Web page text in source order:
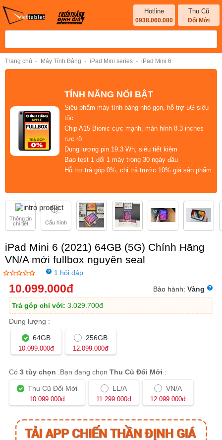
Hotline
0938.060.080
Thu Cũ
Đổi Mới
Trang chủ - Máy Tính Bảng - iPad Mini series - iPad Mini 6
TÍNH NĂNG NỔI BẬT
Siêu phẩm máy tính bảng nhỏ gọn, hỗ trợ 5G siêu
tốc
Chip A15 Bionic cực mạnh, màn hình 8.3 inches
rực rỡ
Dung lượng pin 19.3 Wh , siêu tiết kiệm
Bao test 1 đổi 1 máy trong 30 ngày đầu
Hỗ trợ trả góp 0%, chỉ trả trước 10% giá sản phẩm
Thông tin
chi tiết
Cấu hình
iPad Mini 6 (2021) 64GB (5G) Chính Hãng
VN/A mới fullbox nguyên seal
1 hỏi đáp
10.099.000đ Bảo hành: Vàng
Trả góp chỉ với: 3.029.700đ
Dung lượng :
64GB
10.099.000đ
256GB
12.099.000đ
Có3 tùy chọn .Bạn đang chọnThu Cũ Đổi Mới :
Thu Cũ Đổi Mới
10.099.000đ
LL/A
11.299.000đ
VN/A
12.099.000đ